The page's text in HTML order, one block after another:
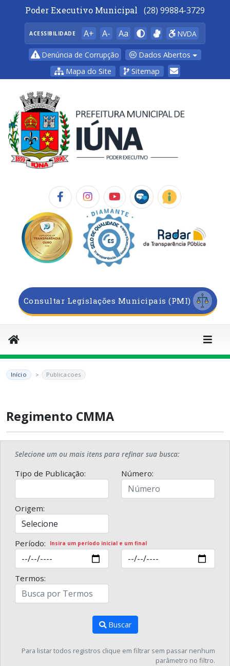
Poder Executivo Municipal (28) 99884-3729
ACESSIBILIDADE A+ A- Aa NVDA
Denúncia de Corrupção
Dados Abertos
Mapa do Site
Sitemap
Consultar Legislações Municipais (PMI)
Início Publicacoes
Regimento CMMA
Selecione um ou mais itens para refinar sua busca:
Tipo de Publicação: Número:
Origem:
Período: Insira um período inicial e um final
Termos:
Buscar
Para listar todos registros clique em filtrar sem passar nenhum
parâmetro no filtro.